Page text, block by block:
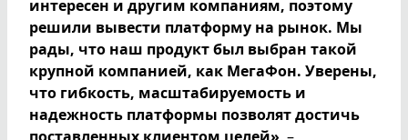
интересен и другим компаниям, поэтому
решили вывести платформу на рынок. Мы
рады, что наш продукт был выбран такой
крупной компанией, как МегаФон. Уверены,
что гибкость, масштабируемость и
надежность платформы позволят достичь